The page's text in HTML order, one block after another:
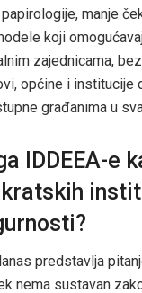
manje
koji
zajednicama,
općine i
građanima u
IDDEEA-
predstavlja
nema sustavan